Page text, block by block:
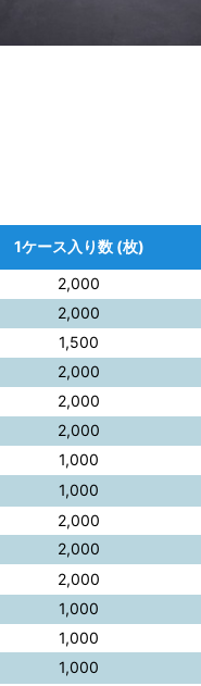
1ケース入り数 (枚)
2,000
2,000
1,500
2,000
2,000
2,000
1,000
1,000
2,000
2,000
2,000
1,000
1,000
1,000